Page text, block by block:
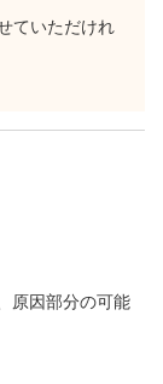
ていただけれ
原因部分の可能